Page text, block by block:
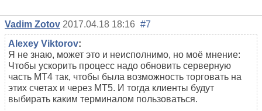
Vadim Zotov 2017.04.18 18:16 #7
Alexey Viktorov:
Я не знаю, может это и неисполнимо, но моё мнение:
Чтобы ускорить процесс надо обновить серверную
часть МТ4 так, чтобы была возможность торговать на
этих счетах и через МТ5. И тогда клиенты будут
выбирать каким терминалом пользоваться.